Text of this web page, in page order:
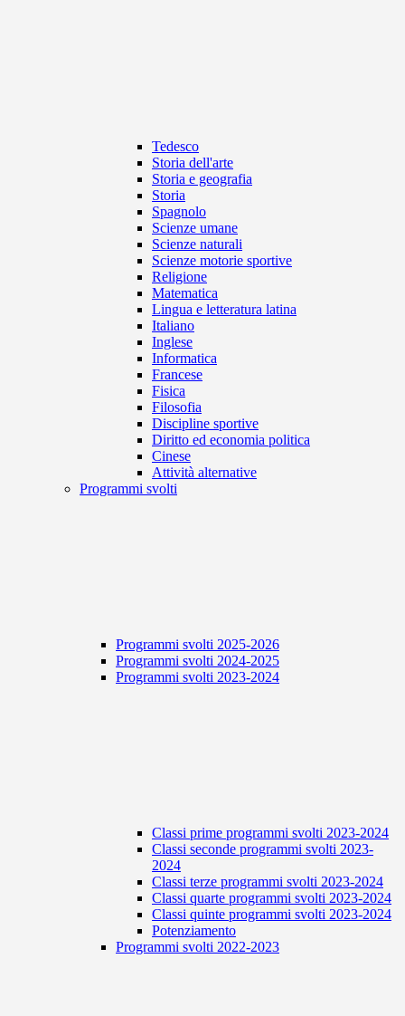
Tedesco
Storia dell'arte
Storia e geografia
Storia
Spagnolo
Scienze umane
Scienze naturali
Scienze motorie sportive
Religione
Matematica
Lingua e letteratura latina
Italiano
Inglese
Informatica
Francese
Fisica
Filosofia
Discipline sportive
Diritto ed economia politica
Cinese
Attività alternative
Programmi svolti
Programmi svolti 2025-2026
Programmi svolti 2024-2025
Programmi svolti 2023-2024
Classi prime programmi svolti 2023-2024
Classi seconde programmi svolti 2023-
2024
Classi terze programmi svolti 2023-2024
Classi quarte programmi svolti 2023-2024
Classi quinte programmi svolti 2023-2024
Potenziamento
Programmi svolti 2022-2023